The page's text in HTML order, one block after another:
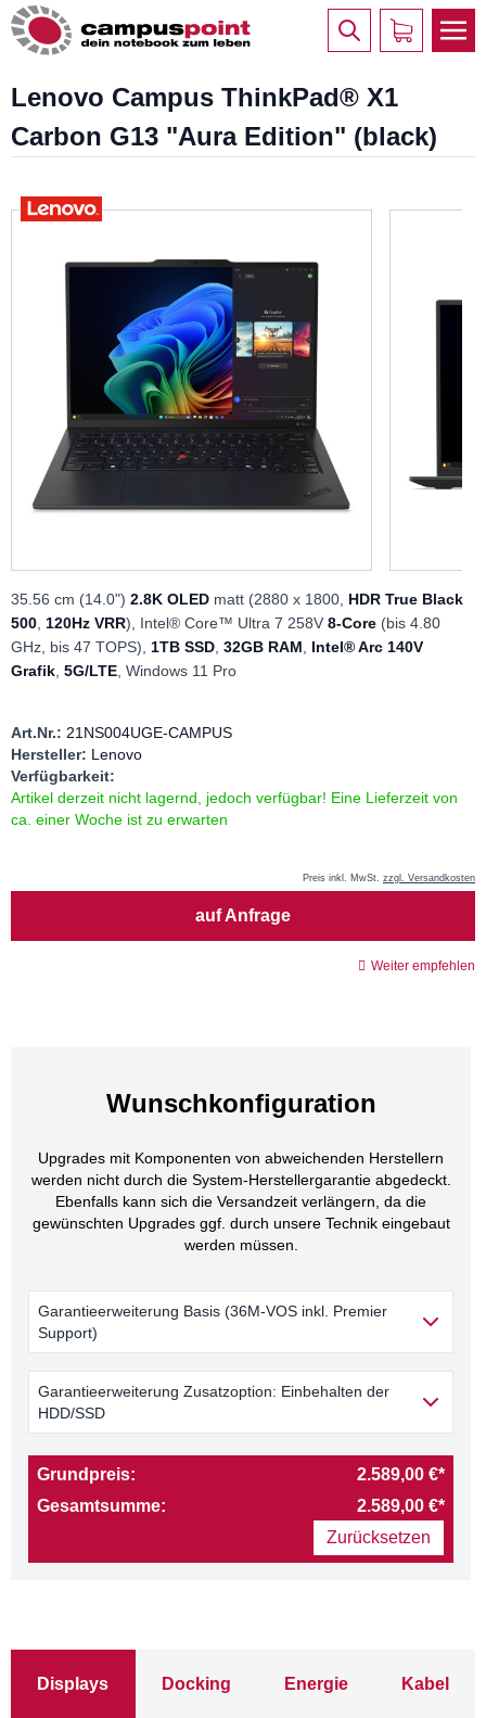
Lenovo Campus ThinkPad® X1
Carbon G13 "Aura Edition" (black)
35.56 cm (14.0") 2.8K OLED matt (2880 x 1800, HDR True Black
500 120Hz VRR), Intel® Core™ Ultra 7 258V 8-Core (bis 4.80
GHz, bis 47 TOPS), 1TB SSD 32GB RAM
Intel® Arc 140V
Grafik 5G/LTE , Windows 11 Pro
Art.Nr.: 21NS004UGE-CAMPUS
Hersteller: Lenovo
Verfügbarkeit:
Artikel derzeit nicht lagernd, jedoch verfügbar! Eine Lieferzeit von
ca. einer Woche ist zu erwarten
Preis inkl. MwSt. zzgl. Versandkosten
auf Anfrage
Weiter empfehlen
Wunschkonfiguration
Upgrades mit Komponenten von abweichenden Herstellern
werden nicht durch die System-Herstellergarantie abgedeckt.
Ebenfalls kann sich die Versandzeit verlängern, da die
gewünschten Upgrades ggf. durch unsere Technik eingebaut
werden müssen.
Garantieerweiterung Basis (36M-VOS inkl. Premier
Support)
Garantieerweiterung Zusatzoption: Einbehalten der
HDD/SSD
Grundpreis:
2.589,00 €*
Gesamtsumme:
2.589,00 €*
Zurücksetzen
Displays Docking Energie Kabel